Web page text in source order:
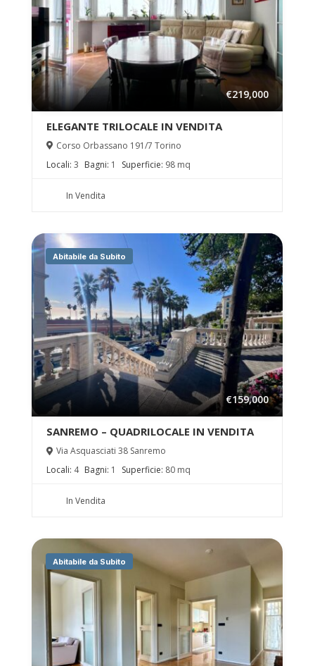
€219,000
ELEGANTE TRILOCALE IN VENDITA
Corso Orbassano 191/7 Torino
Locali: 3 Bagni: 1 Superficie: 98 mq
In Vendita
Abitabile da Subito
€159,000
SANREMO – QUADRILOCALE IN VENDITA
Via Asquasciati 38 Sanremo
Locali: 4 Bagni: 1 Superficie: 80 mq
In Vendita
Abitabile da Subito